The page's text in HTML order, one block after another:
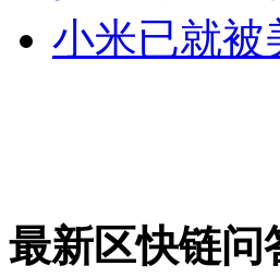
小米已就被
最新区快链问